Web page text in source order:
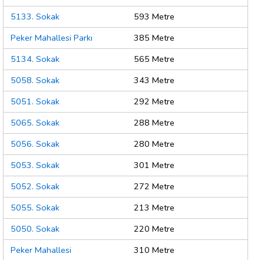
5133. Sokak
593 Metre
Peker Mahallesi Parkı
385 Metre
5134. Sokak
565 Metre
5058. Sokak
343 Metre
5051. Sokak
292 Metre
5065. Sokak
288 Metre
5056. Sokak
280 Metre
5053. Sokak
301 Metre
5052. Sokak
272 Metre
5055. Sokak
213 Metre
5050. Sokak
220 Metre
Peker Mahallesi
310 Metre